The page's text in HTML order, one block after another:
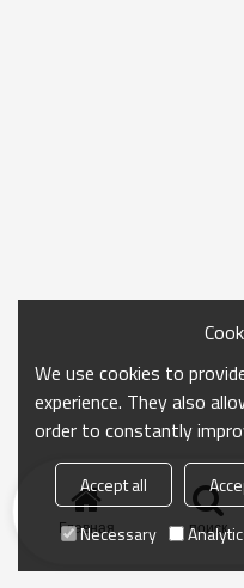
Главная поиск
We use cookies to
experience. They also
order to constantly
Accept all
Necessary